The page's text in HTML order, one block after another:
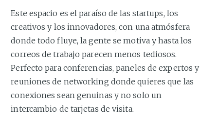
Este espacio es el paraíso de las startups, los
creativos y los innovadores, con una atmósfera
donde todo fluye, la gente se motiva y hasta los
correos de trabajo parecen menos tediosos.
Perfecto para conferencias, paneles de expertos y
reuniones de networking donde quieres que las
conexiones sean genuinas y no solo un
intercambio de tarjetas de visita.